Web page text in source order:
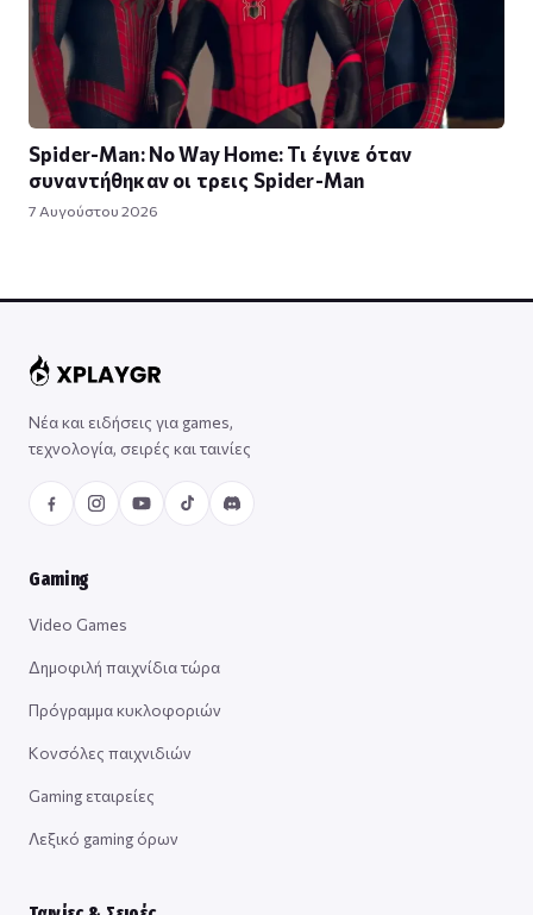
Spider-Man: No Way Home: Τι έγινε όταν
συναντήθηκαν οι τρεις Spider-Man
7 Αυγούστου 2026
Νέα και ειδήσεις για games,
τεχνολογία, σειρές και ταινίες
Gaming
Video Games
Δημοφιλή παιχνίδια τώρα
Πρόγραμμα κυκλοφοριών
Κονσόλες παιχνιδιών
Gaming εταιρείες
Λεξικό gaming όρων